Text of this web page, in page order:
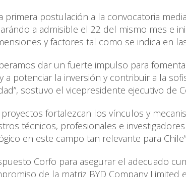
primera postulación a la convocatoria
admisible el 22 del mismo mes e
y factores tal como se indica en
dar un fuerte impulso para
a potenciar la inversión y contribuir a la
sostuvo el vicepresidente ejecutivo de
fortalezcan los vínculos y
técnicos, profesionales e
en este campo tan relevante para
Corfo para asegurar el adecuado
de la matriz BYD Company Limited